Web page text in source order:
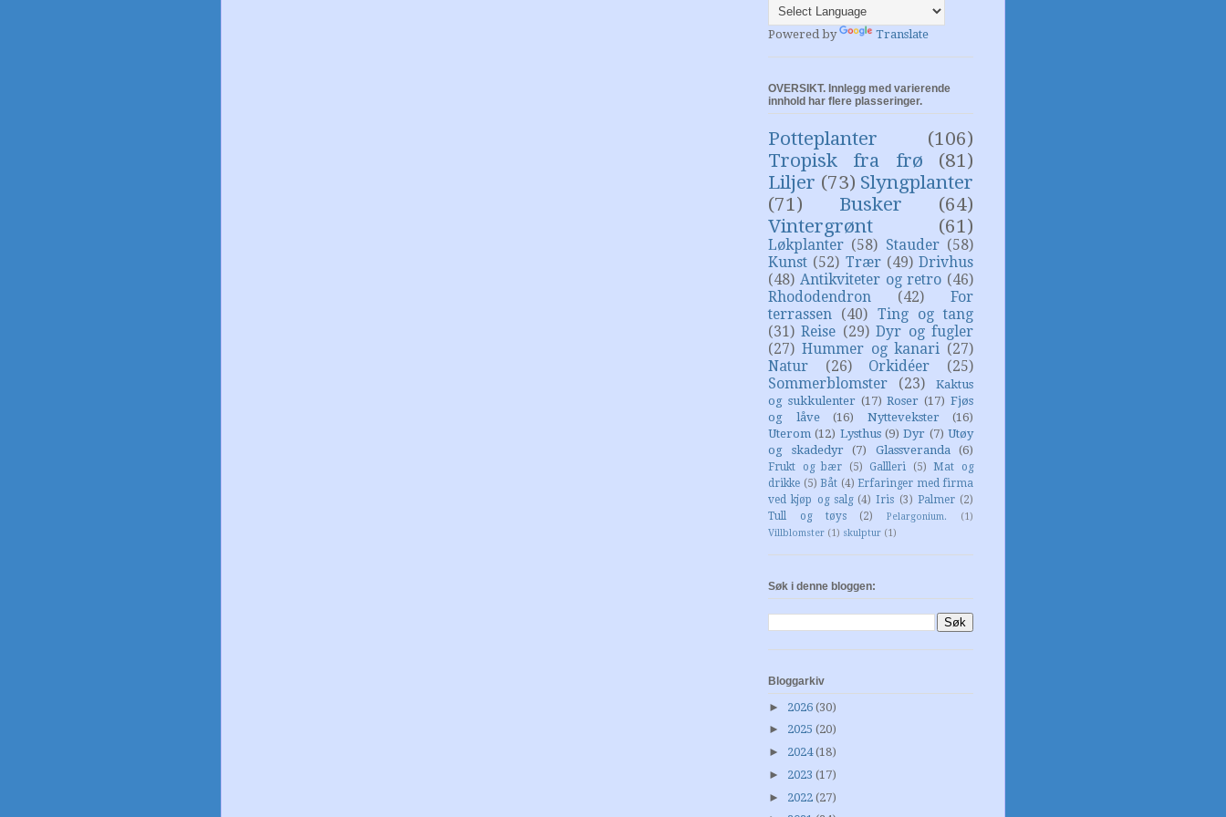
Powered by Translate
OVERSIKT. Innlegg med varierende
innhold har flere plasseringer.
Potteplanter
(106)
Tropisk fra frø
(81)
Liljer (73) Slyngplanter
(71)
Busker
(64)
Vintergrønt
(61)
Løkplanter (58) Stauder (58)
Kunst (52) Trær (49) Drivhus
(48) Antikviteter og retro (46)
Rhododendron
(42)
For
terrassen
(40) Ting og tang
(31) Reise (29) Dyr og fugler
(27) Hummer og kanari (27)
Natur
(26) Orkidéer
(25)
Sommerblomster
(23)
Kaktus
og sukkulenter (17) Roser (17) Fjøs
og låve
(16) Nyttevekster
(16)
Uterom (12) Lysthus (9) Dyr (7) Utøy
og skadedyr
(7) Glassveranda (6)
Frukt og bær (5) Gallleri (5)
Mat og
drikke (5) Båt (4) Erfaringer med firma
ved kjøp og salg (4) Iris (3) Palmer (2)
Tull og tøys
(2) Pelargonium.
(1)
Villblomster (1) skulptur (1)
Søk i denne bloggen:
Bloggarkiv
► 2026 (30)
► 2025 (20)
► 2024(18)
► 2023 (17)
► 2022 (27)